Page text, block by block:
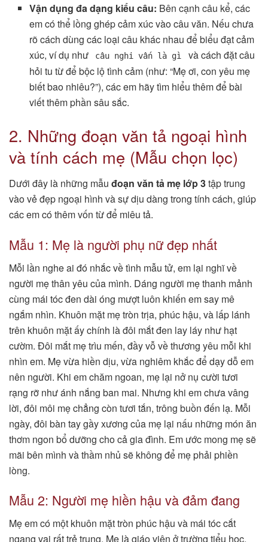
Vận dụng đa dạng kiểu câu: Bên cạnh câu kể, các
em có thể lồng ghép cảm xúc vào câu văn. Nếu chưa
rõ cách dùng các loại câu khác nhau để biểu đạt cảm
xúc, ví dụ như
câu nghi vấn là gì
và cách đặt câu
hỏi tu từ để bộc lộ tình cảm (như: “Mẹ ơi, con yêu mẹ
biết bao nhiêu?”), các em hãy tìm hiểu thêm để bài
viết thêm phần sâu sắc.
2. Những đoạn văn tả ngoại hình
và tính cách mẹ (Mẫu chọn lọc)
Dưới đây là những mẫu đoạn văn tả mẹ lớp 3tập trung
vào vẻ đẹp ngoại hình và sự dịu dàng trong tính cách, giúp
các em có thêm vốn từ để miêu tả.
Mẫu 1: Mẹ là người phụ nữ đẹp nhất
Mỗi lần nghe ai đó nhắc về tình mẫu tử, em lại nghĩ về
người mẹ thân yêu của mình. Dáng người mẹ thanh mảnh
cùng mái tóc đen dài óng mượt luôn khiến em say mê
ngắm nhìn. Khuôn mặt mẹ tròn trịa, phúc hậu, và lấp lánh
trên khuôn mặt ấy chính là đôi mắt đen lay láy như hạt
cườm. Đôi mắt mẹ trìu mến, đầy vỗ về thương yêu mỗi khi
nhìn em. Mẹ vừa hiền dịu, vừa nghiêm khắc để dạy dỗ em
nên người. Khi em chăm ngoan, mẹ lại nở nụ cười tươi
rạng rỡ như ánh nắng ban mai. Nhưng khi em chưa vâng
lời, đôi môi mẹ chẳng còn tươi tắn, trông buồn đến lạ. Mỗi
ngày, đôi bàn tay gầy xương của mẹ lại nấu những món ăn
thơm ngon bổ dưỡng cho cả gia đình. Em ước mong mẹ sẽ
mãi bên mình và thầm nhủ sẽ không để mẹ phải phiền
lòng.
Mẫu 2: Người mẹ hiền hậu và đảm đang
Mẹ em có một khuôn mặt tròn phúc hậu và mái tóc cắt
ngang vai rất trẻ trung. Mẹ là giáo viên ở trường tiểu học,